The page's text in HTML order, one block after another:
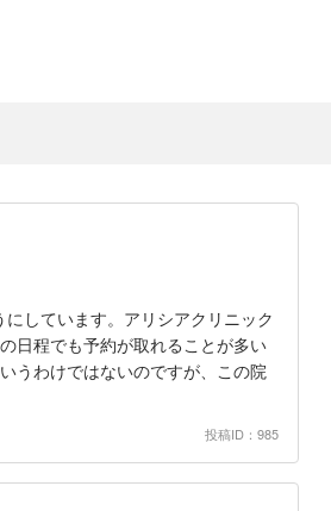
しています。アリシアクリニック
日程でも予約が取れることが多い
うわけではないのですが、この院
投稿ID：985